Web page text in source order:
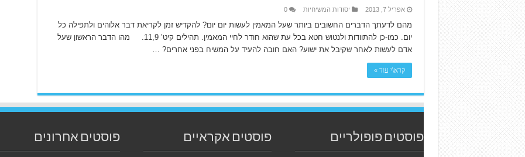
אפריל 7, 2013 יסודות המשיחיות 0
מהם לדעתך הדברים החשובים ביותר שעל המאמין לעשות יום יום? להקדיש זמן לקריאת דבר אלוהים ולתפילה כל
יום. כמו-כן להתוודות ולנטוש חטא בכל עת שהוא חודר לחיי המאמין. תהילים קיט’ 11,9. מהו הדבר הראשון שעל
אדם לעשות לאחר שקיבל את ישוע? האם חובה להעיד על המשיח בפני אחרים? …
קרא\י עוד »
פוסטים פופולריים פוסטים אקראיים פוסטים אחרונים